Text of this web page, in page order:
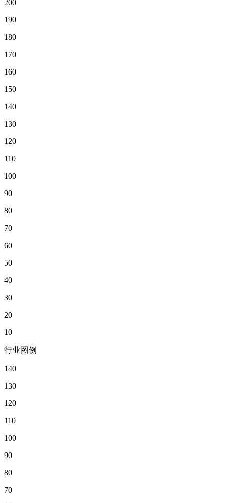
200
190
180
170
160
150
140
130
120
110
100
90
80
70
60
50
40
30
20
10
行业图例
140
130
120
110
100
90
80
70